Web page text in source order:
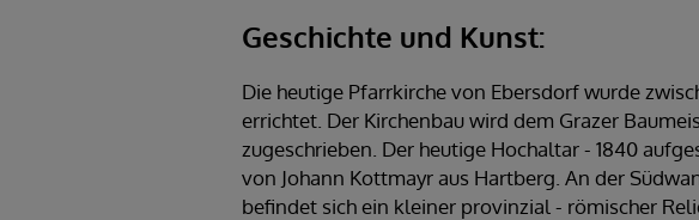
Geschichte und Kunst:
Die heutige Pfarrkirche von Ebersdorf wurde
errichtet. Der Kirchenbau wird dem Grazer
zugeschrieben. Der heutige Hochaltar - 1840
von Johann Kottmayr aus Hartberg. An der
befindet sich ein kleiner provinzial - römischer